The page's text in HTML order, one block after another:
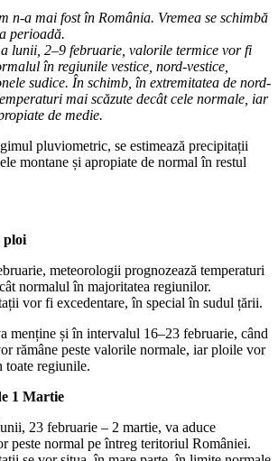
n-a mai fost în România. Vremea se schimbă
perioadă.
lunii, 2–9 februarie, valorile termice vor fi
în regiunile vestice, nord-vestice,
sudice. În schimb, în extremitatea de nord-
mai scăzute decât cele normale, iar
de medie.
pluviometric, se estimează precipitații
montane și apropiate de normal în restul
ploi
meteorologii prognozează temperaturi
normalul în majoritatea regiunilor.
vor fi excedentare, în special în sudul țării.
menține și în intervalul 16–23 februarie, când
rămâne peste valorile normale, iar ploile vor
toate regiunile.
1 Martie
23 februarie – 2 martie, va aduce
peste normal pe întreg teritoriul României.